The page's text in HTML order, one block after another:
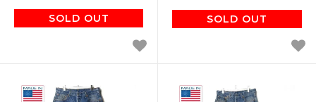
ージ D152
SOLD OUT
ンテージ D152
SOLD OUT